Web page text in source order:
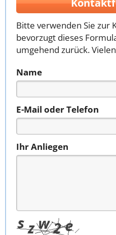
Bitte verwenden Sie zur
bevorzugt dieses
umgehend zurück.
Name
E-Mail oder Telefon
Ihr Anliegen